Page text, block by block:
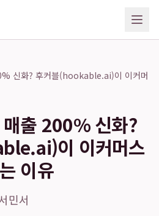
신화? 후커블(hookable.ai)이 이커머
출 200% 신화?
이 이커머스
이유
민서